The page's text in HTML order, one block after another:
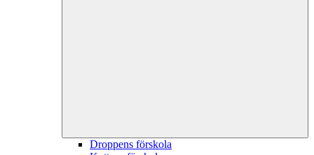
Droppens förskola